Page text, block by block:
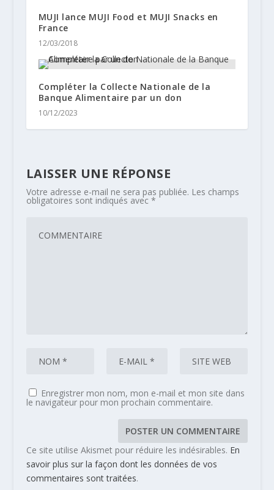
MUJI lance MUJI Food et MUJI Snacks en
France
12/03/2018
Compléter la Collecte Nationale de la
Banque Alimentaire par un don
10/12/2023
LAISSER UNE RÉPONSE
Votre adresse e-mail ne sera pas publiée. Les champs
obligatoires sont indiqués avec *
Enregistrer mon nom, mon e-mail et mon site dans
le navigateur pour mon prochain commentaire.
Ce site utilise Akismet pour réduire les indésirables. En
savoir plus sur la façon dont les données de vos
commentaires sont traitées.